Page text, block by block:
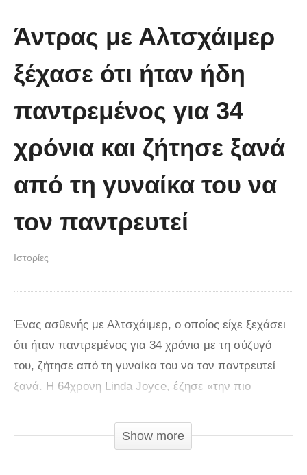
τρόπο να κλέβει το ΑΤΜ μιας
πάμπλουτου
Άντρας με Αλτσχάιμερ
ξέχασε ότι ήταν ήδη
παντρεμένος για 34
χρόνια και ζήτησε ξανά
από τη γυναίκα του να
τον παντρευτεί
Ιστορίες
Ένας ασθενής με Αλτσχάιμερ, ο οποίος είχε ξεχάσει
ότι ήταν παντρεμένος για 34 χρόνια με τη σύζυγό
του, ζήτησε από τη γυναίκα του να τον παντρευτεί
ξανά. Η 64χρονη Linda Joyce, έζησε «την πιο
αντάλλαξε ξανά όρκους αιώνιας αγάπης με τον
σύζυγό της, τον 68χρονο Michael Joyce. Όταν ο
Show more